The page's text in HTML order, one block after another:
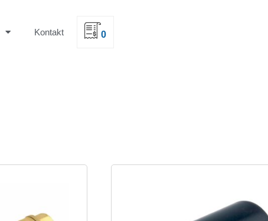
Kontakt 0